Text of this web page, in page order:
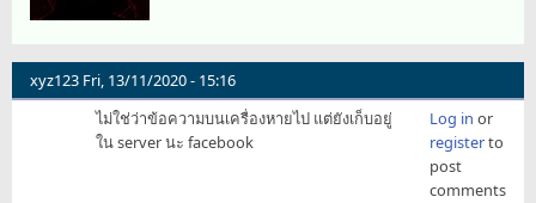
xyz123 Fri, 13/11/2020 - 15:16
ไม่ใช่ว่าข้อความบนเครื่องหายไป แต่ยังเก็บอยู่
ใน server นะ facebook
Log in or
registerto
post
comments